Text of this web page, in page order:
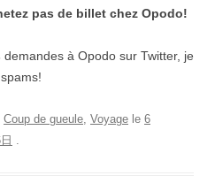
pas de billet chez Opodo!
demandes à Opodo sur Twitter, je
Coup de gueule Voyage le 6